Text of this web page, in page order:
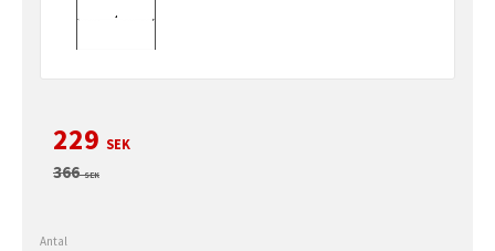
Nedsatt pris:
229 SEK
Ordinarie pris:
366SEK
Antal